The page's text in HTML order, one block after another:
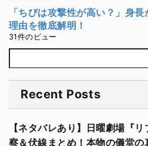
「ちびは攻撃性が高い？」身
理由を徹底解明！
31件のビュー
Recent Posts
【ネタバレあり】日曜劇場『
察＆伏線まとめ！本物の儀堂の